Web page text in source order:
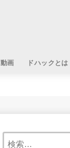
動画 ドハックとは